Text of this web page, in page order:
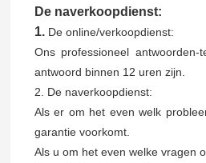
De naverkoopdienst:
1. De online/verkoopdienst:
Ons professioneel
antwoord binnen 12 uren zijn.
2. De naverkoopdienst:
Als er om het even welk
garantie voorkomt.
Als u om het even welke vragen